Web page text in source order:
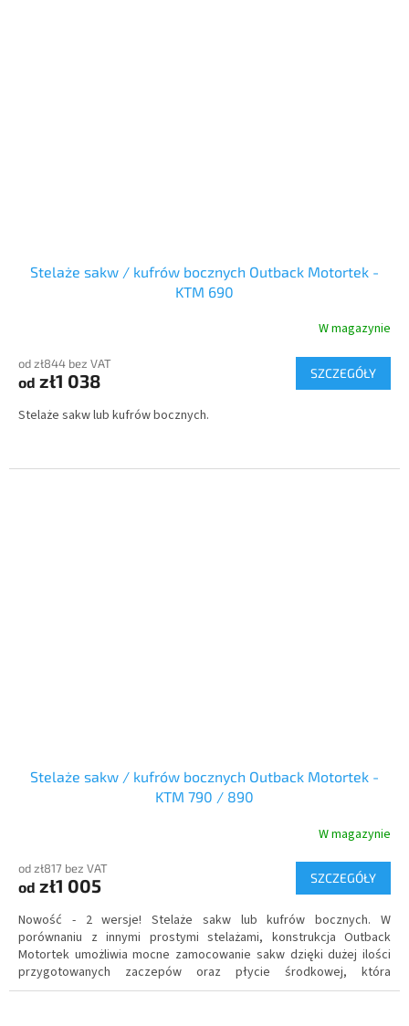
Stelaże sakw / kufrów bocznych Outback Motortek -
KTM 690
W magazynie
od zł844 bez VAT
od zł1 038 SZCZEGÓŁY
Stelaże sakw lub kufrów bocznych.
Stelaże sakw / kufrów bocznych Outback Motortek -
KTM 790 / 890
W magazynie
od zł817 bez VAT
od zł1 005 SZCZEGÓŁY
Nowość - 2 wersje! Stelaże sakw lub kufrów bocznych. W
porównaniu z innymi prostymi stelażami, konstrukcja Outback
Motortek umożliwia mocne zamocowanie sakw dzięki dużej ilości
przygotowanych zaczepów oraz płycie środkowej, która
zapobiega kontaktowi sakw z rurą wydechową. Stelaże są